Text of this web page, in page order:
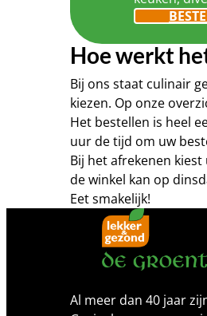
Hoe werkt
Bij ons staat culinair
kiezen. Op onze
Het bestellen is heel
uur de tijd om uw
Bij het afrekenen
de winkel kan op
Eet smakelijk!
Al meer dan 40 jaar